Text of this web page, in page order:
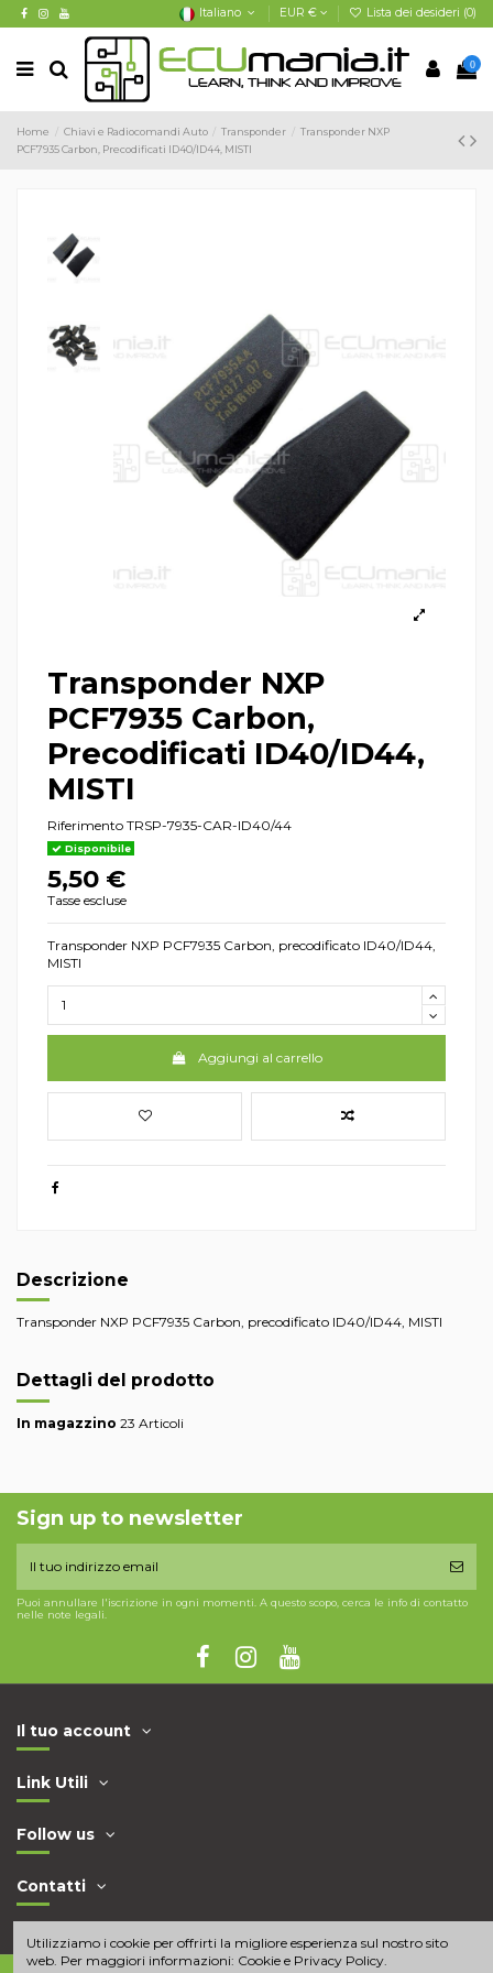
Italiano EUR € Lista dei desideri (0)
0
Home Chiavi e Radiocomandi Auto Transponder
Transponder NXP
PCF7935 Carbon, Precodificati ID40/ID44, MISTI
Transponder NXP
PCF7935 Carbon,
Precodificati ID40/ID44,
MISTI
Riferimento TRSP-7935-CAR-ID40/44
Disponibile
5,50 €
Tasse escluse
Transponder NXP PCF7935 Carbon, precodificato ID40/ID44,
MISTI
Aggiungi al carrello
Descrizione
Transponder NXP PCF7935 Carbon, precodificato ID40/ID44, MISTI
Dettagli del prodotto
In magazzino 23 Articoli
Sign up to newsletter
Puoi annullare l'iscrizione in ogni momenti. A questo scopo, cerca le info di contatto
nelle note legali.
Il tuo account
Link Utili
Follow us
Contatti
Utilizziamo i cookie per offrirti la migliore esperienza sul nostro sito
web. Per maggiori informazioni: Cookie e Privacy Policy.